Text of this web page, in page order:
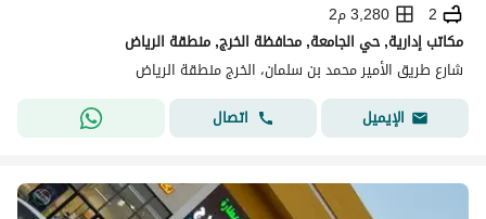
2
3,280 م2
مكاتب إدارية, حي الجامعة, محافظة الخرج, منطقة الرياض
شارع طريق الأمير محمد بن سلمان، الخرج منطقة الرياض
الإيميل
اتصال